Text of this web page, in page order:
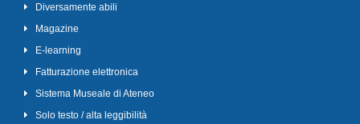
Diversamente abili
Magazine
E-learning
Fatturazione elettronica
Sistema Museale di Ateneo
Solo testo / alta leggibilità